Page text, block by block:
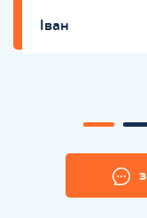
Іван